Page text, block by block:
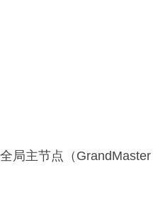
局主节点（GrandMaster